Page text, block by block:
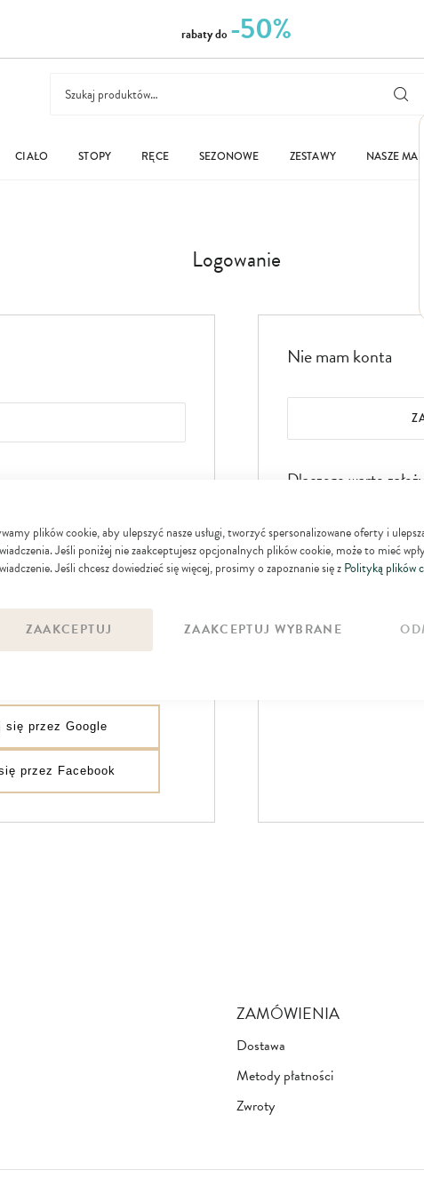
plików cookie, aby ulepszyć nasze usługi, tworzyć spersonalizowane oferty i
Jeśli poniżej nie zaakceptujesz opcjonalnych plików cookie, może to mieć
Jeśli chcesz dowiedzieć się więcej, prosimy o zapoznanie się zPolityką plików
ZAAKCEPTUJ ZAAKCEPTUJ WYBRANE
rabaty do -50%
CIAŁO STOPY RĘCE SEZONOWE ZESTAWY NASZE
Logowanie
SIĘ
się przez Google
przez Facebook
Nie mam konta
Dlaczego warto
Przy następnej
danych
Zyskujesz dostęp
Możesz otrzymywać
ZAMÓWIENIA
Dostawa
Metody płatności
Zwroty